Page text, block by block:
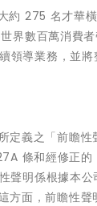
約 275 名才華
界數百萬消費
領導業務，並
定義之「前瞻
條和經修正
聲明係根據本
方面，前瞻性聲